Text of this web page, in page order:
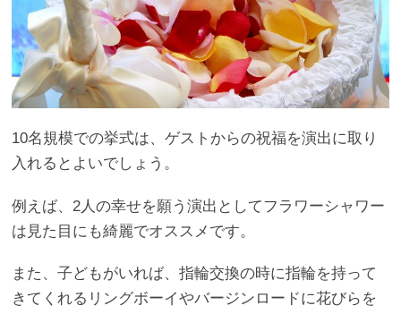
10名規模での挙式は、ゲストからの祝福を演出に取り
入れるとよいでしょう。
例えば、2人の幸せを願う演出としてフラワーシャワー
は見た目にも綺麗でオススメです。
また、子どもがいれば、指輪交換の時に指輪を持って
きてくれるリングボーイやバージンロードに花びらを